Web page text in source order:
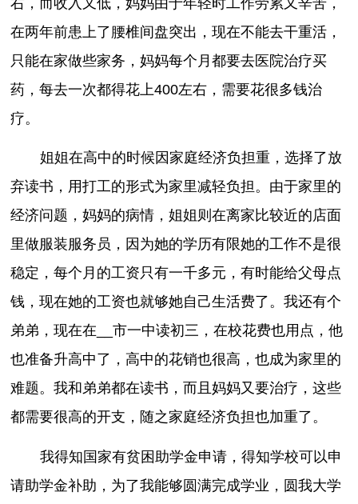
在两年前患上了腰椎间盘突出，现在不能去干重活，
只能在家做些家务，妈妈每个月都要去医院治疗买
药，每去一次都得花上400左右，需要花很多钱治
疗。
姐姐在高中的时候因家庭经济负担重，选择了放
弃读书，用打工的形式为家里减轻负担。由于家里的
经济问题，妈妈的病情，姐姐则在离家比较近的店面
里做服装服务员，因为她的学历有限她的工作不是很
稳定，每个月的工资只有一千多元，有时能给父母点
钱，现在她的工资也就够她自己生活费了。我还有个
弟弟，现在在__市一中读初三，在校花费也用点，他
也准备升高中了，高中的花销也很高，也成为家里的
难题。我和弟弟都在读书，而且妈妈又要治疗，这些
都需要很高的开支，随之家庭经济负担也加重了。
我得知国家有贫困助学金申请，得知学校可以申
请助学金补助，为了我能够圆满完成学业，圆我大学